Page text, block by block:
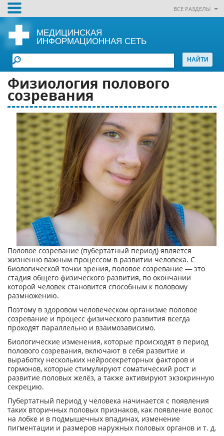
ВСЕ РАЗДЕЛЫ
МЕДИЦИНСКАЯ
ИНФОРМАЦИОННАЯ СЕТЬ
Физиология полового
созревания
Половое созревание (пубертатный период) является
жизненно важным процессом в развитии человека. С
биологической точки зрения, половое созревание — это
стадия общего физического развития, по окончании
которой человек становится способным к половому
размножению.
Поэтому в здоровом человеческом организме половое
созревание и процесс физического развития всегда
проходят параллельно и взаимозависимо.
Биологические изменения, которые происходят в период
полового созревания, включают в себя развитие и
выработку нескольких нейросекреторных факторов и
гормонов, которые стимулируют соматический рост и
развитие половых желёз, а также активируют экзокринную
секрецию.
Пубертатный период у человека начинается с появления
таких вторичных половых признаков, как появление волос
на лобке и в подмышечных впадинах, изменение
пигментации и размеров наружных половых органов и т. д.